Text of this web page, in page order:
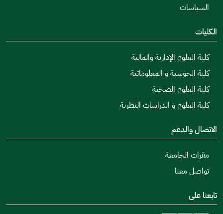
السياسات
الكليات
كلية العلوم الإدارية والمالية
كلية الحوسبة و المعلوماتية
كلية العلوم الصحية
كلية العلوم و الدراسات النظرية
الاتصال والدعم
مقرات الجامعة
تواصل معنا
تابعنا على